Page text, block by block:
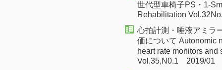
世代型車椅子PS・1-
Rehabilitation
心拍計測・唾液アミラ
価について Autonomic
heart rate monitors
Vol.35,N0.1 2019/01